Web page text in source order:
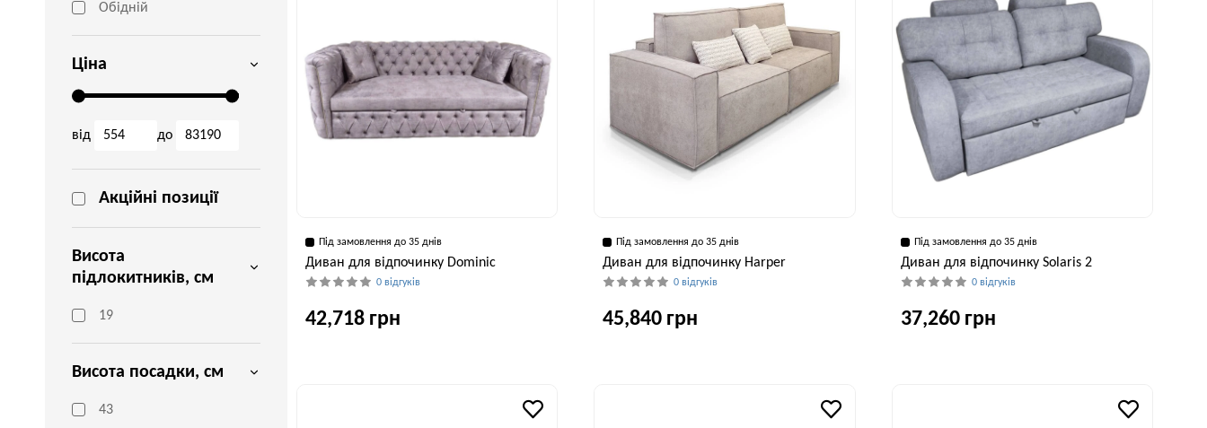
Обідній
Ціна
від до
Акційні позиції
Висота
підлокитників, см
19
Висота посадки, см
43
Під замовлення до 35 днів
Диван для відпочинку Dominic
0 відгуків
42,718 грн
258 см
Під замовлення до 35 днів
Диван для відпочинку Harper
0 відгуків
45,840 грн
250 см
Під замовлення до 35 днів
Диван для відпочинку Solaris 2
0 відгуків
37,260 грн
180 см